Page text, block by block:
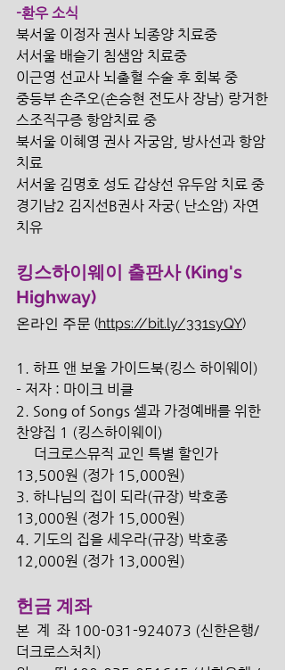
-환우 소식
북서울 이정자 권사 뇌종양 치료중
서서울 배슬기 침샘암 치료중
이근영 선교사 뇌출혈 수술 후 회복 중
중등부 손주오(손승현 전도사 장남) 랑거한
스조직구증 항암치료 중
북서울 이혜영 권사 자궁암, 방사선과 항암
치료
서서울 김명호 성도 갑상선 유두암 치료 중
경기남2 김지선B권사 자궁( 난소암) 자연
치유
킹스하이웨이 출판사 (King's
Highway)
온라인 주문 (https://bit.ly/331syQY)
1. 하프 앤 보울 가이드북(킹스 하이웨이)
- 저자 : 마이크 비클
2. Song of Songs 셀과 가정예배를 위한
찬양집 1 (킹스하이웨이)
13,500원 (정가 15,000원)
3. 하나님의 집이 되라(규장) 박호종
13,000원 (정가 15,000원)
4. 기도의 집을 세우라(규장) 박호종
12,000원 (정가 13,000원)
헌금 계좌
본  계  좌 100-031-924073 (신한은행/
더크로스처치)